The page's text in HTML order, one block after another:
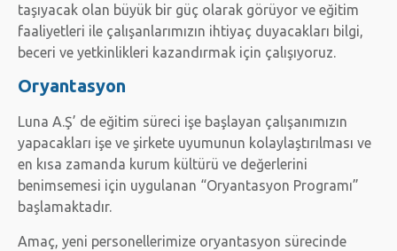
taşıyacak olan büyük bir güç olarak görüyor ve eğitim
faaliyetleri ile çalışanlarımızın ihtiyaç duyacakları bilgi,
beceri ve yetkinlikleri kazandırmak için çalışıyoruz.
Oryantasyon
Luna A.Ş’ de eğitim süreci işe başlayan çalışanımızın
yapacakları işe ve şirkete uyumunun kolaylaştırılması ve
en kısa zamanda kurum kültürü ve değerlerini
benimsemesi için uygulanan “Oryantasyon Programı”
başlamaktadır.
Amaç, yeni personellerimize oryantasyon sürecinde